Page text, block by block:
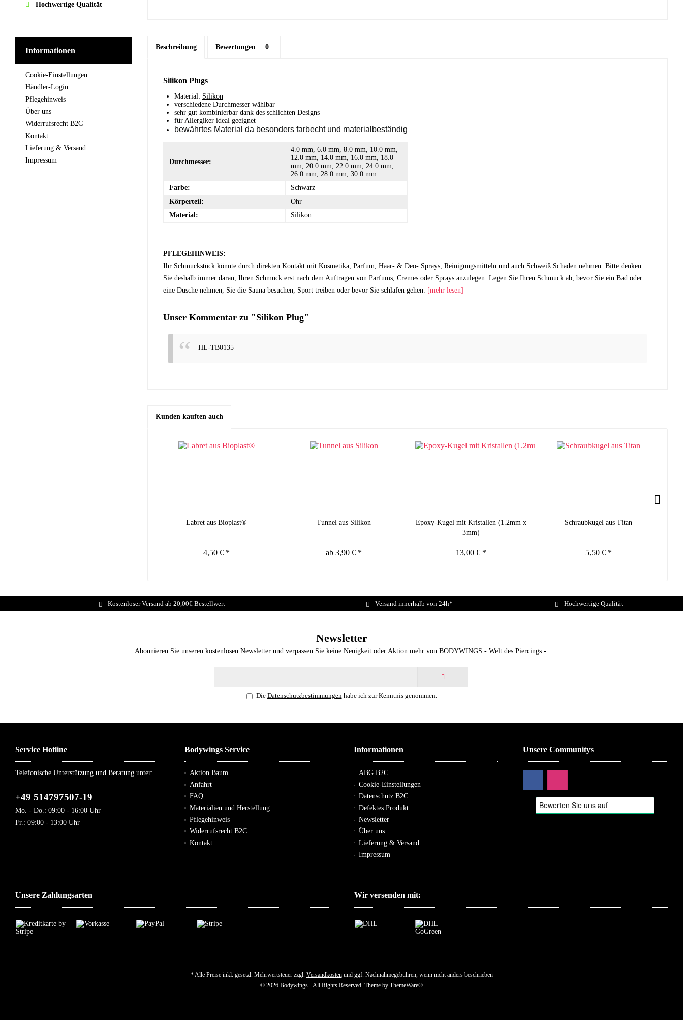
Hochwertige Qualität
Informationen
Cookie-Einstellungen
Händler-Login
Pflegehinweis
Über uns
Widerrufsrecht B2C
Kontakt
Lieferung & Versand
Impressum
Beschreibung Bewertungen 0
Silikon Plugs
Material: Silikon
verschiedene Durchmesser wählbar
sehr gut kombinierbar dank des schlichten Designs
für Allergiker ideal geeignet
bewährtes Material da besonders farbecht und materialbeständig
Durchmesser:
4.0 mm, 6.0 mm, 8.0 mm, 10.0 mm,
12.0 mm, 14.0 mm, 16.0 mm, 18.0
mm, 20.0 mm, 22.0 mm, 24.0 mm,
26.0 mm, 28.0 mm, 30.0 mm
Farbe:
Schwarz
Körperteil:
Ohr
Material:
Silikon
PFLEGEHINWEIS:
Ihr Schmuckstück könnte durch direkten Kontakt mit Kosmetika, Parfum, Haar- & Deo- Sprays, Reinigungsmitteln und auch Schweiß Schaden nehmen. Bitte denken
Sie deshalb immer daran, Ihren Schmuck erst nach dem Auftragen von Parfums, Cremes oder Sprays anzulegen. Legen Sie Ihren Schmuck ab, bevor Sie ein Bad oder
eine Dusche nehmen, Sie die Sauna besuchen, Sport treiben oder bevor Sie schlafen gehen. [mehr lesen]
Unser Kommentar zu "Silikon Plug"
HL-TB0135
Kunden kauften auch
Labret aus Bioplast®
4,50 € *
Tunnel aus Silikon
ab 3,90 € *
Epoxy-Kugel mit Kristallen (1.2mm x
3mm)
13,00 € *
Schraubkugel aus Titan
5,50 € *
Kostenloser Versand ab 20,00€ Bestellwert Versand innerhalb von 24h* Hochwertige Qualität
Newsletter
Abonnieren Sie unseren kostenlosen Newsletter und verpassen Sie keine Neuigkeit oder Aktion mehr von BODYWINGS - Welt des Piercings -.
Die Datenschutzbestimmungenhabe ich zur Kenntnis genommen.
Service Hotline
Telefonische Unterstützung und Beratung unter:
+49 514797507-19
Mo. - Do.: 09:00 - 16:00 Uhr
Fr.: 09:00 - 13:00 Uhr
Bodywings Service
Aktion Baum
Anfahrt
FAQ
Materialien und Herstellung
Pflegehinweis
Widerrufsrecht B2C
Kontakt
Informationen
ABG B2C
Cookie-Einstellungen
Datenschutz B2C
Defektes Produkt
Newsletter
Über uns
Lieferung & Versand
Impressum
Unsere Communitys
Unsere Zahlungsarten Wir versenden mit:
* Alle Preise inkl. gesetzl. Mehrwertsteuer zzgl. Versandkostenund ggf. Nachnahmegebühren, wenn nicht anders beschrieben
© 2026 Bodywings - All Rights Reserved. Theme by ThemeWare®